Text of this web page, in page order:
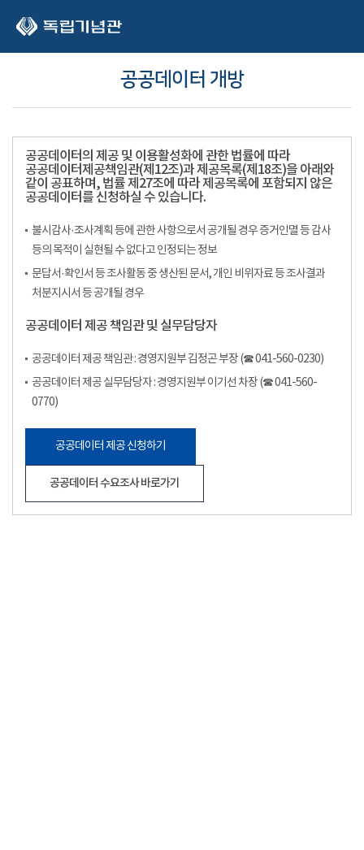
공공데이터 개방
공공데이터의 제공 및 이용활성화에 관한 법률에 따라
공공데이터제공책임관(제12조)과 제공목록(제18조)을 아래와
같이 공표하며, 법률 제27조에 따라 제공목록에 포함되지 않은
공공데이터를 신청하실 수 있습니다.
불시감사·조사계획 등에 관한 사항으로서 공개될 경우 증거인멸 등 감사
등의 목적이 실현될 수 없다고 인정되는 정보
문답서·확인서 등 조사활동 중 생산된 문서, 개인 비위자료 등 조사결과
처분지시서 등 공개될 경우
공공데이터 제공 책임관 및 실무담당자
공공데이터 제공 책임관 : 경영지원부 김정곤 부장 (☎ 041-560-0230)
공공데이터 제공 실무담당자 : 경영지원부 이기선 차장 (☎ 041-560-
0770)
공공데이터 제공 신청하기
공공데이터 수요조사 바로가기